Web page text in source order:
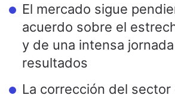
El mercado sigue
acuerdo sobre el
y de una intensa
resultados
La corrección del sector